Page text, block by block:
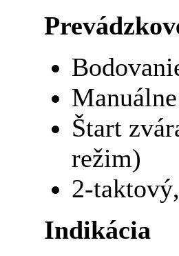
Manuálne
Štart
režim)
2-
Indikácia